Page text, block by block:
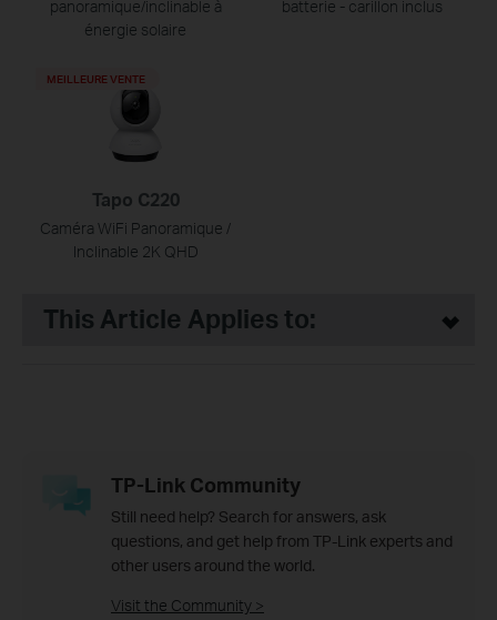
panoramique/inclinable à
énergie solaire
batterie - carillon inclus
Tapo C220
Caméra WiFi Panoramique /
Inclinable 2K QHD
MEILLEURE VENTE
This Article Applies to:
TP-Link Community
Still need help? Search for answers, ask
questions, and get help from TP-Link experts and
other users around the world.
Visit the Community >